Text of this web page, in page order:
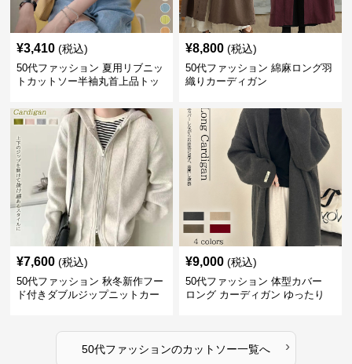
¥3,410 (税込)
50代ファッション 夏用リブニッ
トカットソー半袖丸首上品トッ
¥8,800 (税込)
50代ファッション 綿麻ロング羽
織りカーディガン
¥7,600 (税込)
50代ファッション 秋冬新作フー
ド付きダブルジップニットカー
¥9,000 (税込)
50代ファッション 体型カバー
ロング カーディガン ゆったり
50代ファッションのカットソー一覧へ ›